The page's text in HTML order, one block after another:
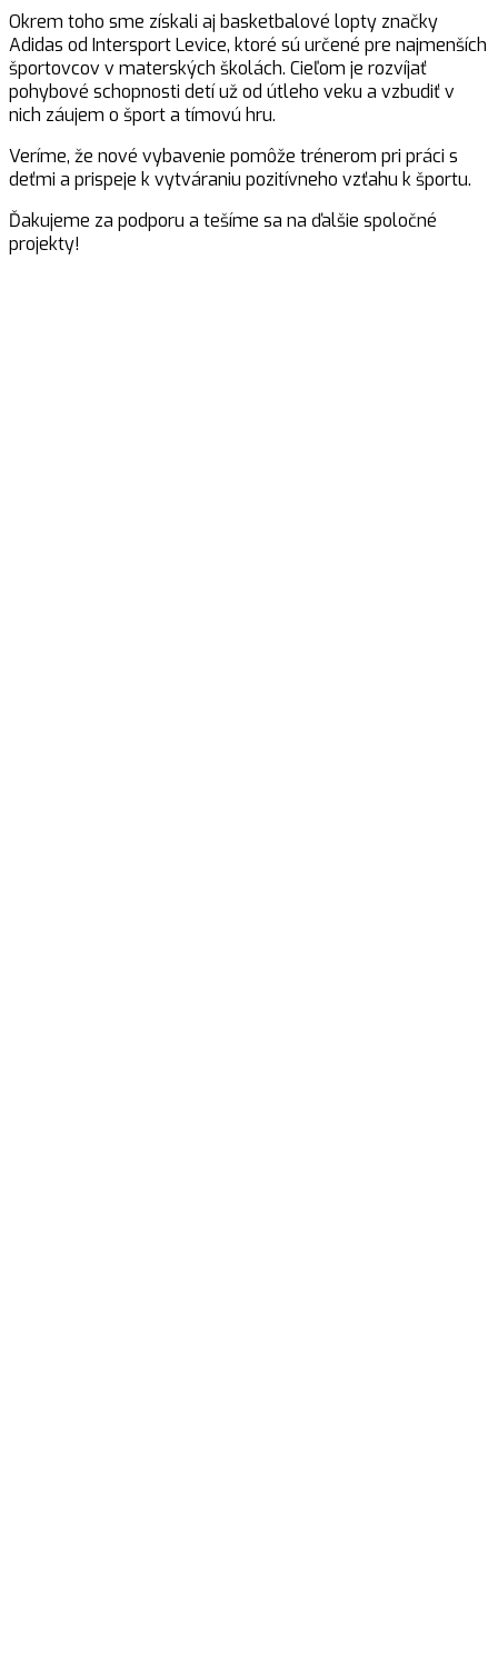
Okrem toho sme získali aj basketbalové lopty značky
Adidas od Intersport Levice, ktoré sú určené pre najmenších
športovcov v materských školách. Cieľom je rozvíjať
pohybové schopnosti detí už od útleho veku a vzbudiť v
nich záujem o šport a tímovú hru.
Veríme, že nové vybavenie pomôže trénerom pri práci s
deťmi a prispeje k vytváraniu pozitívneho vzťahu k športu.
Ďakujeme za podporu a tešíme sa na ďalšie spoločné
projekty!